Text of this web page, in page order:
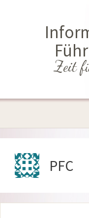
Zeit
PFC